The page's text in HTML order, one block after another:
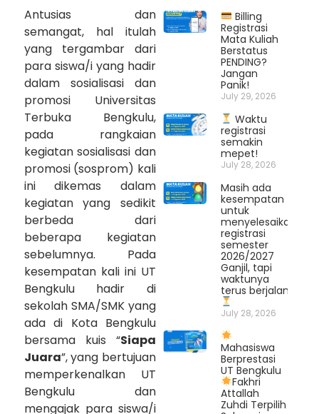
Antusias dan
semangat, hal itulah
yang tergambar dari
para siswa/i yang hadir
dalam sosialisasi dan
promosi Universitas
Terbuka Bengkulu,
pada rangkaian
kegiatan sosialisasi dan
promosi (sosprom) kali
ini dikemas dalam
kegiatan yang sedikit
berbeda dari
beberapa kegiatan
sebelumnya. Pada
kesempatan kali ini UT
Bengkulu hadir di
sekolah SMA/SMK yang
ada di Kota Bengkulu
bersama kuis “Siapa
Juara”, yang bertujuan
memperkenalkan UT
Bengkulu dan
mengajak para siswa/i
Billing
Registrasi
Mata Kuliah
Berstatus
PENDING?
Jangan
Panik!
July 29, 2026
Waktu
registrasi
semakin
mepet!
July 28, 2026
Masih ada
kesempatan
untuk
menyelesaikan
registrasi
semester
2026/2027
Ganjil, tapi
waktunya
terus berjalan.
July 28, 2026
Mahasiswa
Berprestasi
UT Bengkulu
Fakhri
Attallah
Zuhdi Terpilih